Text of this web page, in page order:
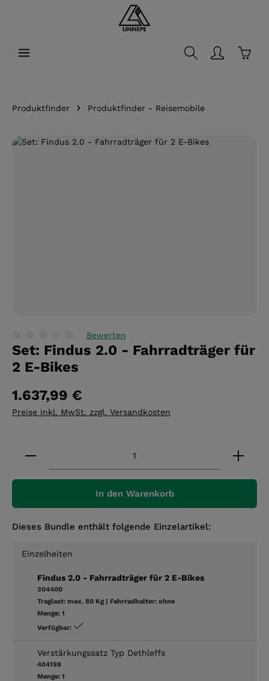
Produktfinder Produktfinder - Reisemobile
Bildergalerie überspringen
Durchschnittliche Bewertung von 0 von 5 Sternen
Bewerten
Set: Findus 2.0 - Fahrradträger für
2 E-Bikes
1.637,99 €
Preise inkl. MwSt. zzgl. Versandkosten
Produkt Anzahl: Gib den gewünschten Wert
In den Warenkorb
Dieses Bundle enthält folgende Einzelartikel:
Einzelheiten
Findus 2.0 - Fahrradträger für 2 E-Bikes
304400
Traglast: max. 80 Kg | Fahrradhalter: ohne
Menge: 1
Verfügbar:
Verstärkungssatz Typ Dethleffs
404198
Menge: 1